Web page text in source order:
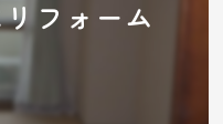
フォーム